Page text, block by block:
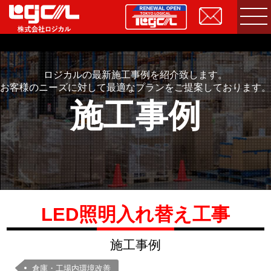
ロジカルの最新施工事例を紹介致します。
お客様のニーズに対して最適なプランをご提案しております。
施工事例
LED照明入れ替え工事
施工事例
倉庫・工場内環境改善